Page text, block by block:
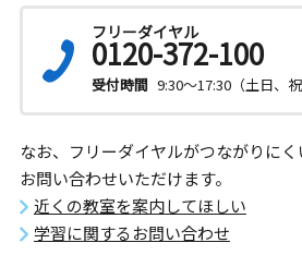
フリーダイヤル
0120-372-100
受付時間 9:30～17:30（土日、祝
なお、フリーダイヤルがつながりに
お問い合わせいただけます。
近くの教室を案内してほしい
学習に関するお問い合わせ